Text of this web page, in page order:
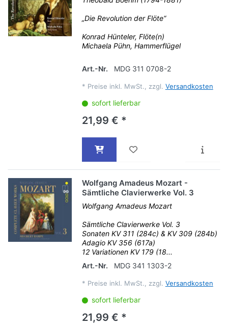
„Die Revolution der Flöte“
Konrad Hünteler, Flöte(n)
Michaela Pühn, Hammerflügel
Art.-Nr. MDG 311 0708-2
* Preise inkl. MwSt., zzgl. Versandkosten
sofort lieferbar
21,99 € *
Wolfgang Amadeus Mozart -
Sämtliche Clavierwerke Vol. 3
Wolfgang Amadeus Mozart
Sämtliche Clavierwerke Vol. 3
Sonaten KV 311 (284c) & KV 309 (284b)
Adagio KV 356 (617a)
12 Variationen KV 179 (18...
Art.-Nr.
MDG 341 1303-2
* Preise inkl. MwSt., zzgl. Versandkosten
sofort lieferbar
21,99 € *